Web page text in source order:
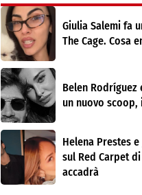
Giulia Salemi fa
The Cage. Cosa
Belen Rodríguez
un nuovo
Helena Prestes
sul Red Carpet
accadrà